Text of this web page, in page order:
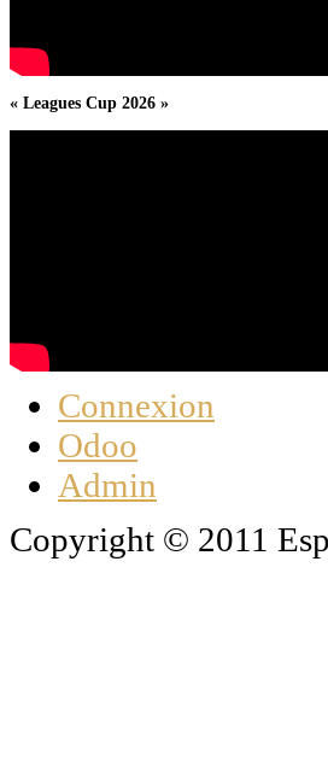
« Leagues Cup 2026 »
Connexion
Odoo
Admin
Copyright © 2011